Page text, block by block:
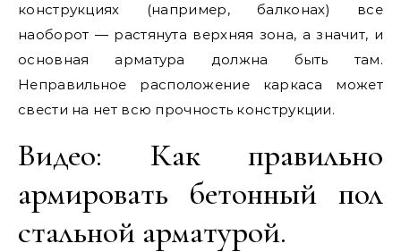
конструкциях (например, балконах) все
наоборот — растянута верхняя зона, а значит, и
основная арматура должна быть там.
Неправильное расположение каркаса может
свести на нет всю прочность конструкции.
Видео: Как правильно
армировать бетонный пол
стальной арматурой.